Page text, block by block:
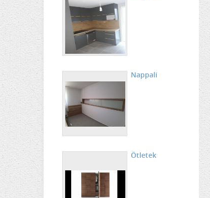
Nappali
Ötletek